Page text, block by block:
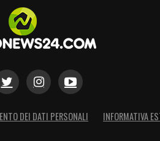
abbiamo una posizione
DEI DATI PERSONALI INFORMATIVA